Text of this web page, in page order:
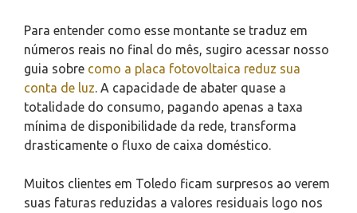
Para entender como esse montante se traduz em
números reais no final do mês, sugiro acessar nosso
guia sobre como a placa fotovoltaica reduz sua
conta de luz . A capacidade de abater quase a
totalidade do consumo, pagando apenas a taxa
mínima de disponibilidade da rede, transforma
drasticamente o fluxo de caixa doméstico.
Muitos clientes em Toledo ficam surpresos ao verem
suas faturas reduzidas a valores residuais logo nos